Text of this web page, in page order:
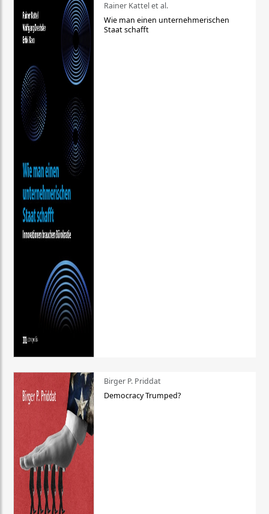
Rainer Kattel et al.
Wie man einen unternehmerischen
Staat schafft
Birger P. Priddat
Democracy Trumped?